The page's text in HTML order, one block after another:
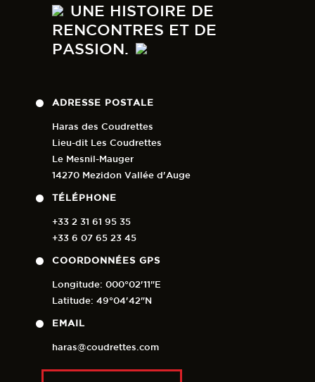
UNE HISTOIRE DE
RENCONTRES ET DE
PASSION.
ADRESSE POSTALE
Haras des Coudrettes
Lieu-dit Les Coudrettes
Le Mesnil-Mauger
14270 Mezidon Vallée d'Auge
TÉLÉPHONE
+33 2 31 61 95 35
+33 6 07 65 23 45
COORDONNÉES GPS
Longitude: 000°02'11"E
Latitude: 49°04'42"N
EMAIL
haras@coudrettes.com